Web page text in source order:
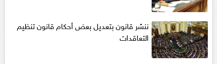
ننشر قانون بتعديل بعض أحكام قانون تنظيم
التعاقدات